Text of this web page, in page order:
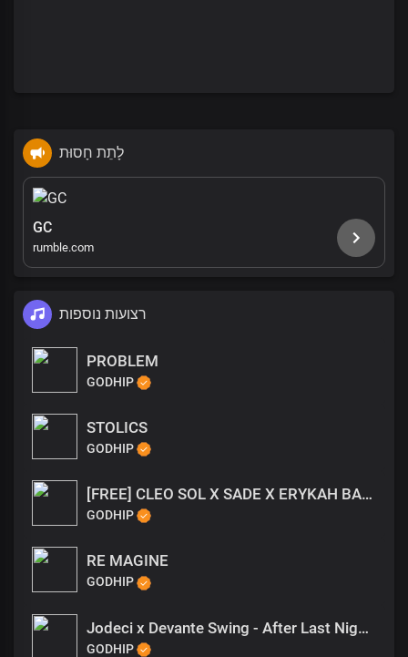
לָתֵת חָסוּת
GC
rumble.com
רצועות נוספות
PROBLEM
GODHIP
STOLICS
GODHIP
[FREE] CLEO SOL X SADE X ERYKAH BADU TYPE BEAT - RATHER BE NEO SOUL TYPE BEAT
GODHIP
RE MAGINE
GODHIP
Jodeci x Devante Swing - After Last Night Type Beat
GODHIP